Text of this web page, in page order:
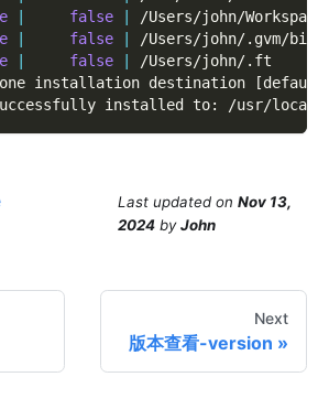
false
/Users/john/Workspace/
false
/Users/john/.gvm/bin
false
/Users/john/.ft
one installation destination
[
installed to: /usr/local/
Last updated on Nov 13,
2024 byJohn
Next
版本查看-version